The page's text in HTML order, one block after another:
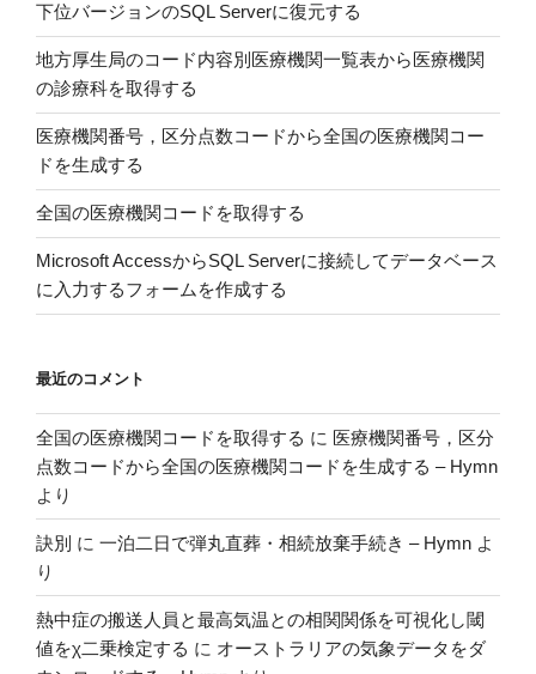
ォ
ー
ム
で
ア
ン
ケ
ー
ト
を
作
み
た”
の
下位バージョンのSQL Serverに復元する
地方厚生局のコード内容別医療機関一覧表から医療機関
の診療科を取得する
医療機関番号，区分点数コードから全国の医療機関コー
ドを生成する
全国の医療機関コードを取得する
Microsoft AccessからSQL Serverに接続してデータベース
に入力するフォームを作成する
最近のコメント
全国の医療機関コードを取得する に 医療機関番号，区分
点数コードから全国の医療機関コードを生成する – Hymn
より
訣別 に 一泊二日で弾丸直葬・相続放棄手続き – Hymn よ
り
熱中症の搬送人員と最高気温との相関関係を可視化し閾
値をχ二乗検定する に オーストラリアの気象データをダ